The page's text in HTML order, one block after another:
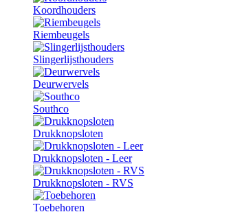
Koordhouders
Riembeugels
Slingerlijsthouders
Deurwervels
Southco
Drukknopsloten
Drukknopsloten - Leer
Drukknopsloten - RVS
Toebehoren